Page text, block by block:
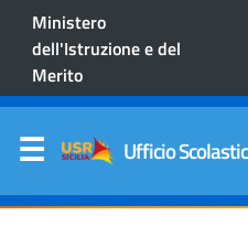
Ministero
dell'Istruzione e del
Merito
Ufficio